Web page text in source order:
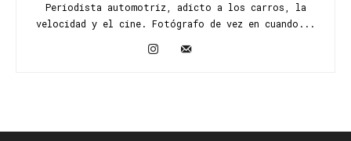
Periodista automotriz, adicto a los carros, la
velocidad y el cine. Fotógrafo de vez en cuando...